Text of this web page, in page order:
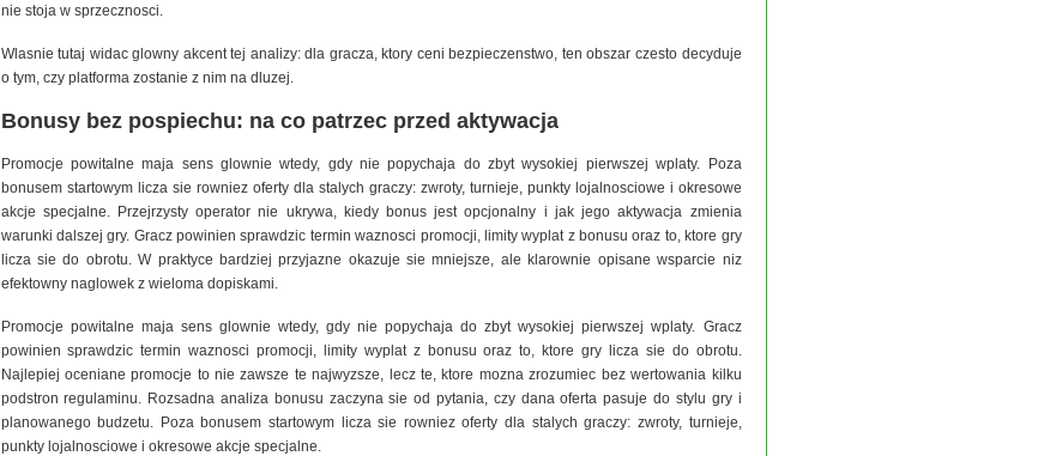
nie stoja w sprzecznosci.
Wlasnie tutaj widac glowny akcent tej analizy: dla gracza, ktory ceni bezpieczenstwo, ten obszar czesto decyduje
o tym, czy platforma zostanie z nim na dluzej.
Bonusy bez pospiechu: na co patrzec przed aktywacja
Promocje powitalne maja sens glownie wtedy, gdy nie popychaja do zbyt wysokiej pierwszej wplaty. Poza
bonusem startowym licza sie rowniez oferty dla stalych graczy: zwroty, turnieje, punkty lojalnosciowe i okresowe
akcje specjalne. Przejrzysty operator nie ukrywa, kiedy bonus jest opcjonalny i jak jego aktywacja zmienia
warunki dalszej gry. Gracz powinien sprawdzic termin waznosci promocji, limity wyplat z bonusu oraz to, ktore gry
licza sie do obrotu. W praktyce bardziej przyjazne okazuje sie mniejsze, ale klarownie opisane wsparcie niz
efektowny naglowek z wieloma dopiskami.
Promocje powitalne maja sens glownie wtedy, gdy nie popychaja do zbyt wysokiej pierwszej wplaty. Gracz
powinien sprawdzic termin waznosci promocji, limity wyplat z bonusu oraz to, ktore gry licza sie do obrotu.
Najlepiej oceniane promocje to nie zawsze te najwyzsze, lecz te, ktore mozna zrozumiec bez wertowania kilku
podstron regulaminu. Rozsadna analiza bonusu zaczyna sie od pytania, czy dana oferta pasuje do stylu gry i
planowanego budzetu. Poza bonusem startowym licza sie rowniez oferty dla stalych graczy: zwroty, turnieje,
punkty lojalnosciowe i okresowe akcje specjalne.